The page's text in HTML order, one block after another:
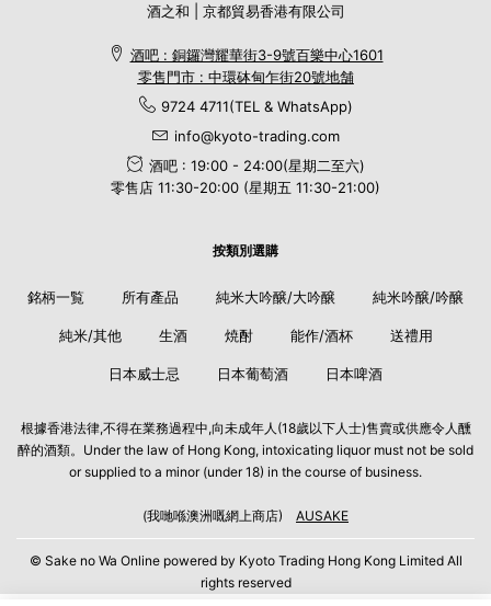
酒之和 | 京都貿易香港有限公司
酒吧 : 銅鑼灣耀華街3-9號百樂中心1601
零售門市 : 中環砵甸乍街20號地舗
9724 4711(TEL & WhatsApp)
info@kyoto-trading.com
酒吧 : 19:00 - 24:00(星期二至六)
零售店 11:30-20:00 (星期五 11:30-21:00)
按類別選購
銘柄一覧 所有產品 純米大吟醸/大吟醸 純米吟醸/吟醸
純米/其他 生酒 焼酎 能作/酒杯 送禮用
日本威士忌 日本葡萄酒 日本啤酒
根據香港法律,不得在業務過程中,向未成年人(18歲以下人士)售賣或供應令人醺
醉的酒類。Under the law of Hong Kong, intoxicating liquor must not be sold
or supplied to a minor (under 18) in the course of business.
(我哋喺澳洲嘅網上商店) AUSAKE
© Sake no Wa Online powered by Kyoto Trading Hong Kong Limited All
rights reserved